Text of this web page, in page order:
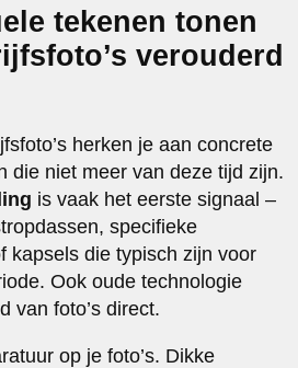
tekenen tonen
verouderd
herken je aan concrete
die niet meer van deze tijd zijn.
is vaak het eerste signaal –
specifieke
kapsels die typisch zijn voor
Ook oude technologie
van foto’s direct.
op je foto’s. Dikke